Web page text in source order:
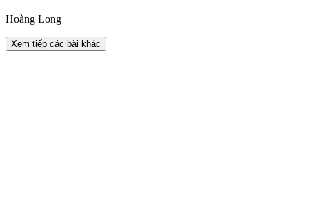
Hoàng Long
Xem tiếp các bài khác